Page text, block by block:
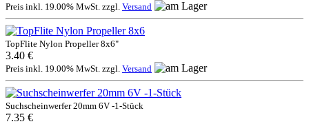
Preis inkl. 19.00% MwSt. zzgl. Versand
TopFlite Nylon Propeller 8x6"
3.40 €
Preis inkl. 19.00% MwSt. zzgl. Versand
Suchscheinwerfer 20mm 6V -1-Stück
7.35 €